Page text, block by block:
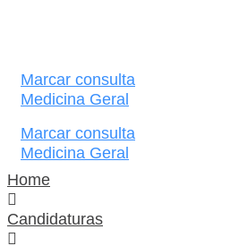
Marcar consulta
Medicina Geral
Marcar consulta
Medicina Geral
Home
Candidaturas